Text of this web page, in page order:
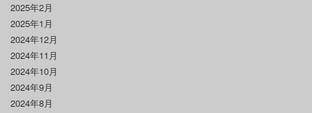
2025年2月
2025年1月
2024年12月
2024年11月
2024年10月
2024年9月
2024年8月